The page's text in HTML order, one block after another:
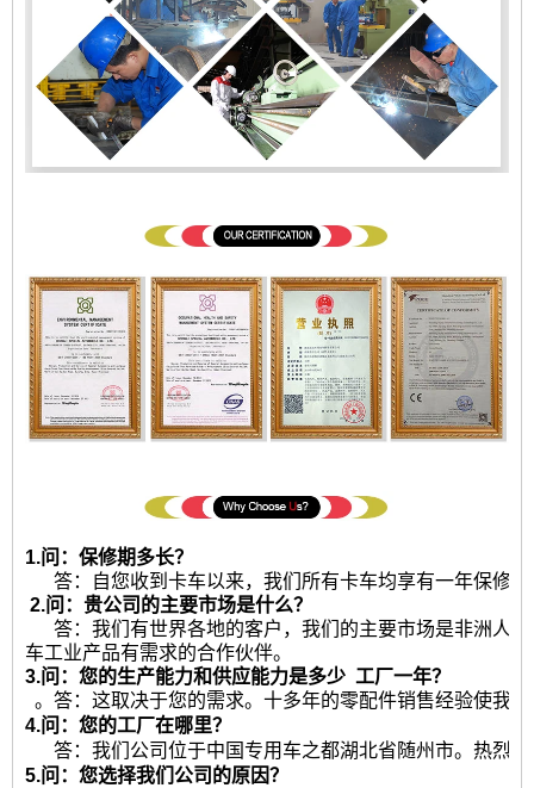
1.问：保修期多长？
答：自您收到卡车以来，我们所有卡车均享有一年保修或
2.问：贵公司的主要市场是什么？
答：我们有世界各地的客户，我们的主要市场是非洲人
车工业产品有需求的合作伙伴。
3.问：您的生产能力和供应能力是多少 工厂一年？
。答：这取决于您的需求。十多年的零配件销售经验使我
4.问：您的工厂在哪里？
答：我们公司位于中国专用车之都湖北省随州市。热烈
5.问：您选择我们公司的原因？